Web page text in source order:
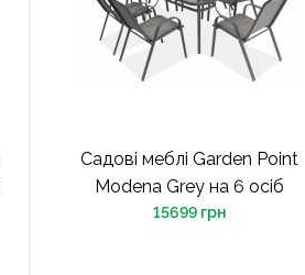
Садові меблі Garden Point
Modena Grey на 6 осіб
15699 грн